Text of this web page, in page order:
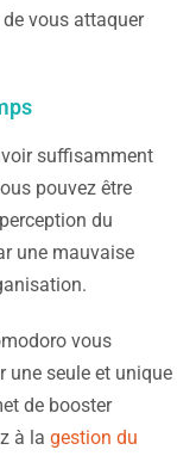
vous attaquer
suffisamment
pouvez être
du
une mauvaise
vous
une seule et unique
de booster
à la gestion du